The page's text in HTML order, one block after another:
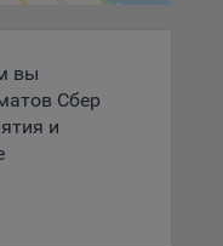
вы
Сбер
и